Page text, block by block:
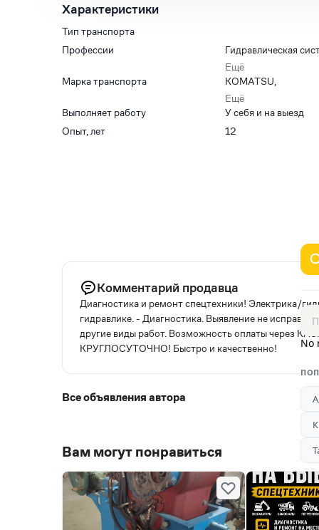
Характеристики
Тип транспорта
Профессии
Гидравлическая
Автоэлектрик
Диагностик
Механик
Изготовление и
высокого давления
Ещё
Марка транспорта
KOMATSU,
SHANTUI
SDLG,
HYUNDAI
Ещё
Выполняет работу
У себя и на выезд
Опыт, лет
12
Комментарий продавца
Диагностика и ремонт спецтехники! Электрика/
гидравлике. - Диагностика. Выявление не
другие виды работ. Возможность оплаты через
КРУГЛОСУТОЧНО! Быстро и качественно!
Все объявления автора
Вам могут понравиться
No